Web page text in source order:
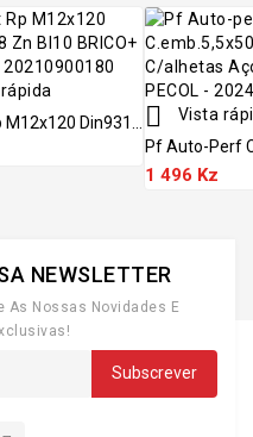
Din931...

Vista
Pf Auto-Perf
1 496 Kz
NEWSLETTER
As Nossas Novidades E